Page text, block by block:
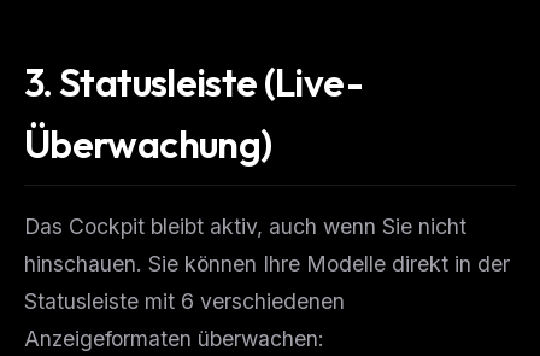
3. Statusleiste (Live-
Überwachung)
Das Cockpit bleibt aktiv, auch wenn Sie nicht
hinschauen. Sie können Ihre Modelle direkt in der
Statusleiste mit 6 verschiedenen
Anzeigeformaten überwachen: